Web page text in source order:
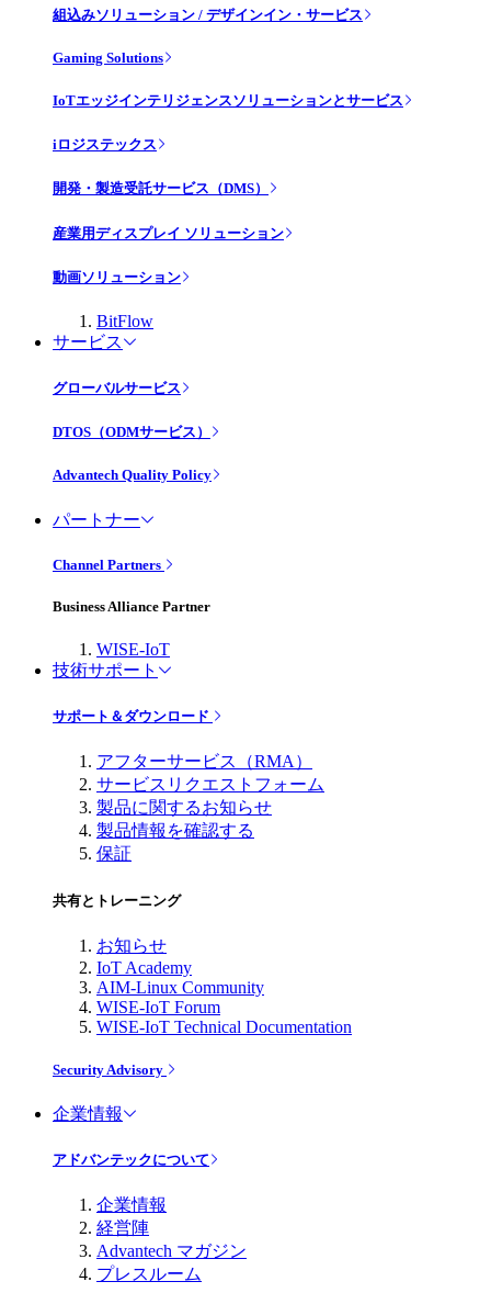
組込みソリューション / デザインイン・サービス
Gaming Solutions
IoTエッジインテリジェンスソリューションとサービス
iロジステックス
開発・製造受託サービス（DMS）
産業用ディスプレイ ソリューション
動画ソリューション
BitFlow
サービス
グローバルサービス
DTOS（ODMサービス）
Advantech Quality Policy
パートナー
Channel Partners
Business Alliance Partner
WISE-IoT
技術サポート
サポート＆ダウンロード
アフターサービス（RMA）
サービスリクエストフォーム
製品に関するお知らせ
製品情報を確認する
保証
共有とトレーニング
お知らせ
IoT Academy
AIM-Linux Community
WISE-IoT Forum
WISE-IoT Technical Documentation
Security Advisory
企業情報
アドバンテックについて
企業情報
経営陣
Advantech マガジン
プレスルーム